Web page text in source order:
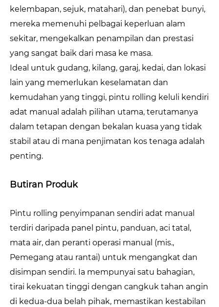
kelembapan, sejuk, matahari), dan penebat bunyi,
mereka memenuhi pelbagai keperluan alam
sekitar, mengekalkan penampilan dan prestasi
yang sangat baik dari masa ke masa.
Ideal untuk gudang, kilang, garaj, kedai, dan lokasi
lain yang memerlukan keselamatan dan
kemudahan yang tinggi, pintu rolling keluli kendiri
adat manual adalah pilihan utama, terutamanya
dalam tetapan dengan bekalan kuasa yang tidak
stabil atau di mana penjimatan kos tenaga adalah
penting.
Butiran Produk
Pintu rolling penyimpanan sendiri adat manual
terdiri daripada panel pintu, panduan, aci tatal,
mata air, dan peranti operasi manual (mis.,
Pemegang atau rantai) untuk mengangkat dan
disimpan sendiri. Ia mempunyai satu bahagian,
tirai kekuatan tinggi dengan cangkuk tahan angin
di kedua-dua belah pihak, memastikan kestabilan